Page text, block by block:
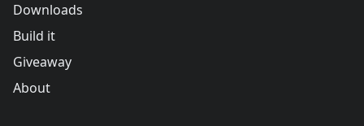
Downloads
Build it
Giveaway
About